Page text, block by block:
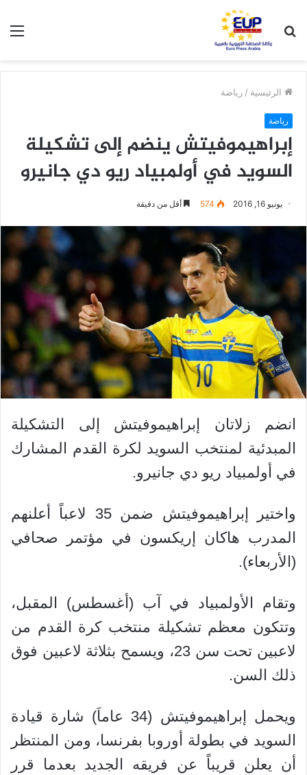
عن
الرئيسية / رياضة
رياضة
إبراهيموفيتش ينضم إلى تشكيلة
السويد في أولمبياد ريو دي جانيرو
يونيو 16, 2016 574 أقل من دقيقة
انضم زلاتان إبراهيموفيتش إلى التشكيلة
المبدئية لمنتخب السويد لكرة القدم المشارك
في أولمبياد ريو دي جانيرو.
واختير إبراهيموفيتش ضمن 35 لاعباً أعلنهم
المدرب هاكان إريكسون في مؤتمر صحافي
(الأربعاء).
وتقام الأولمبياد في آب (أغسطس) المقبل،
وتتكون معظم تشكيلة منتخب كرة القدم من
لاعبين تحت سن 23، ويسمح بثلاثة لاعبين فوق
ذلك السن.
ويحمل إبراهيموفيتش (34 عاماَ) شارة قيادة
السويد في بطولة أوروبا بفرنسا، ومن المنتظر
أن يعلن قريباً عن فريقه الجديد بعدما قرر